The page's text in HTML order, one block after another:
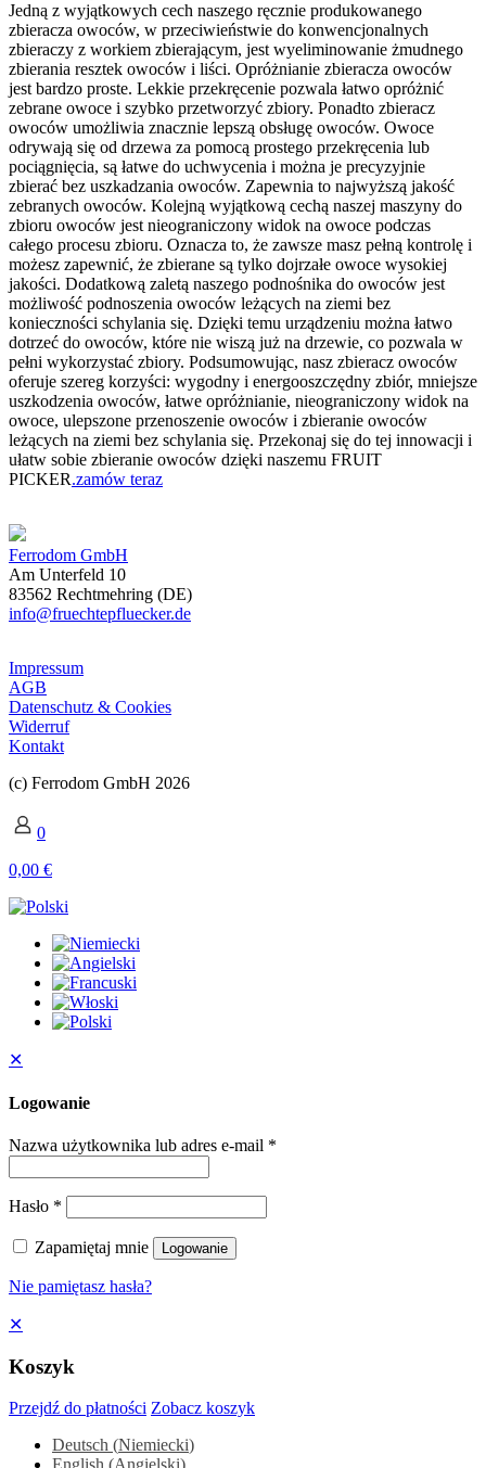
Jedną z wyjątkowych cech naszego ręcznie produkowanego
zbieracza owoców, w przeciwieństwie do konwencjonalnych
zbieraczy z workiem zbierającym, jest wyeliminowanie żmudnego
zbierania resztek owoców i liści. Opróżnianie zbieracza owoców
jest bardzo proste. Lekkie przekręcenie pozwala łatwo opróżnić
zebrane owoce i szybko przetworzyć zbiory. Ponadto zbieracz
owoców umożliwia znacznie lepszą obsługę owoców. Owoce
odrywają się od drzewa za pomocą prostego przekręcenia lub
pociągnięcia, są łatwe do uchwycenia i można je precyzyjnie
zbierać bez uszkadzania owoców. Zapewnia to najwyższą jakość
zebranych owoców. Kolejną wyjątkową cechą naszej maszyny do
zbioru owoców jest nieograniczony widok na owoce podczas
całego procesu zbioru. Oznacza to, że zawsze masz pełną kontrolę i
możesz zapewnić, że zbierane są tylko dojrzałe owoce wysokiej
jakości. Dodatkową zaletą naszego podnośnika do owoców jest
możliwość podnoszenia owoców leżących na ziemi bez
konieczności schylania się. Dzięki temu urządzeniu można łatwo
dotrzeć do owoców, które nie wiszą już na drzewie, co pozwala w
pełni wykorzystać zbiory. Podsumowując, nasz zbieracz owoców
oferuje szereg korzyści: wygodny i energooszczędny zbiór, mniejsze
uszkodzenia owoców, łatwe opróżnianie, nieograniczony widok na
owoce, ulepszone przenoszenie owoców i zbieranie owoców
leżących na ziemi bez schylania się. Przekonaj się do tej innowacji i
ułatw sobie zbieranie owoców dzięki naszemu FRUIT
PICKER.zamów teraz
Ferrodom GmbH
Am Unterfeld 10
83562 Rechtmehring (DE)
info@fruechtepfluecker.de
Impressum
AGB
Datenschutz & Cookies
Widerruf
Kontakt
(c) Ferrodom GmbH 2026
0
0,00 €
✕
Logowanie
Nazwa użytkownika lub adres e-mail *
Hasło *
Zapamiętaj mnie Logowanie
Nie pamiętasz hasła?
✕
Koszyk
Przejdź do płatności Zobacz koszyk
Deutsch (Niemiecki)